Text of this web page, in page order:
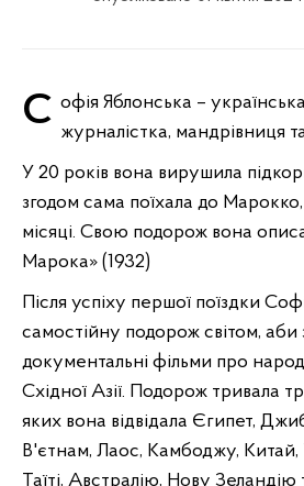
Софія Яблонська – українська письменниця, журналістка, мандрівниця
У 20 років вона вирушила
згодом сама поїхала до
місяці. Свою подорож вона
Марока» (1932)
Після успіху першої поїздки
самостійну подорож світом, аби
документальні фільми про
Східної Азії. Подорож тривала
яких вона відвідала Єгипет,
В'єтнам, Лаос, Камбоджу, Китай,
Таїті, Австралію, Нову